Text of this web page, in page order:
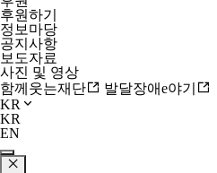
후원하기
정보마당
공지사항
보도자료
사진 및 영상
함께웃는재단
발달장애e야기
KR
KR
EN